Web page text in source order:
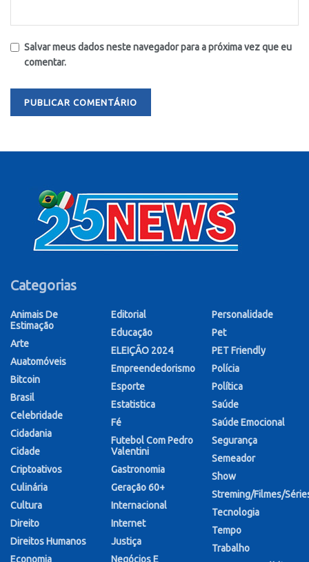
Salvar meus dados neste navegador para a próxima vez que eu
comentar.
Categorias
Animais De
Estimação
Arte
Auatomóveis
Bitcoin
Brasil
Celebridade
Cidadania
Cidade
Criptoativos
Culinária
Cultura
Direito
Direitos Humanos
Economia
Editorial
Educação
ELEIÇÃO 2024
Empreendedorismo
Esporte
Estatistica
Fé
Futebol Com Pedro
Valentini
Gastronomia
Geração 60+
Internacional
Internet
Justiça
Negócios E
Personalidade
Pet
PET Friendly
Polícia
Política
Saúde
Saúde Emocional
Segurança
Semeador
Show
Streming/Filmes/
Tecnologia
Tempo
Trabalho